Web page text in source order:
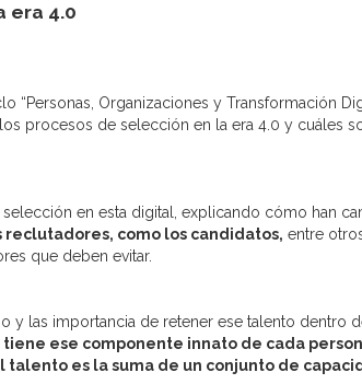
era 4.0
“Personas, Organizaciones y Transformación
procesos de selección en la era 4.0 y cuáles
en esta digital, explicando cómo han
como los candidatos, entre
que deben evitar.
y las importancia de retener ese talento dentro
tiene ese componente innato de cada
es la suma de un conjunto de